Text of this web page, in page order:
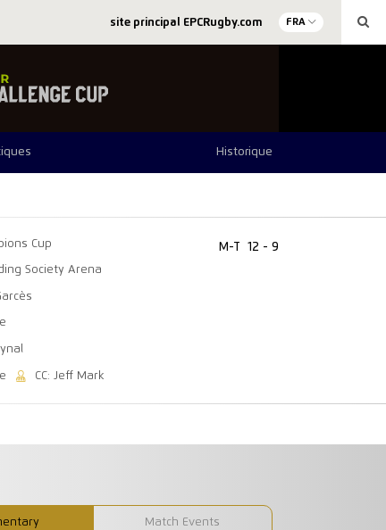
site principal EPCRugby.com FRA
Historique
Cup
Society Arena
CC: Jeff Mark
M-T 12 - 9
Match Events